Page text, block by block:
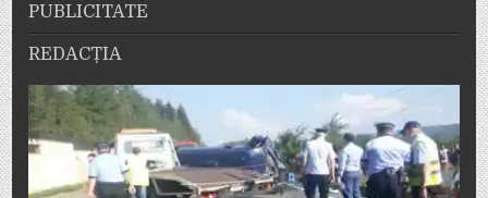
PUBLICITATE
REDACȚIA